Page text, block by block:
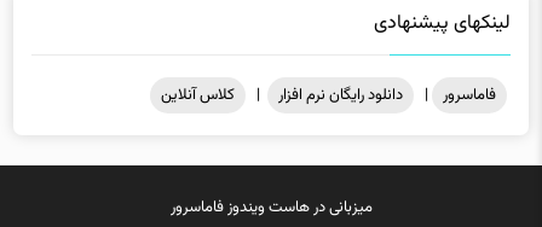
لینکهای پیشنهادی
فاماسرور | دانلود رایگان نرم افزار | کلاس آنلاین
میزبانی درهاست ویندوزفاماسرور